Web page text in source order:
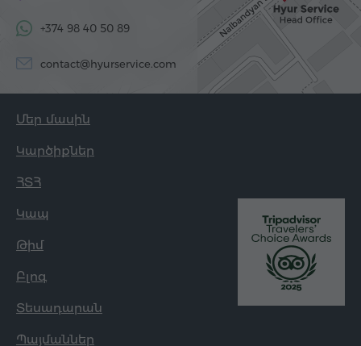
+374 98 40 50 89
contact@hyurservice.com
Մեր մասին
Կարծիքներ
ՀՏՀ
Կապ
Թիմ
Բլոգ
Տեսադարան
Պայմաններ